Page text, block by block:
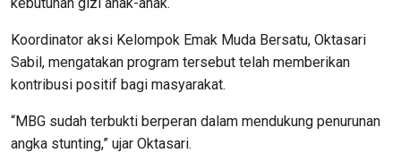
Koordinator aksi Kelompok Emak Muda Bersatu, Oktasari
Sabil, mengatakan program tersebut telah memberikan
kontribusi positif bagi masyarakat.
“MBG sudah terbukti berperan dalam mendukung penurunan
angka stunting,” ujar Oktasari.